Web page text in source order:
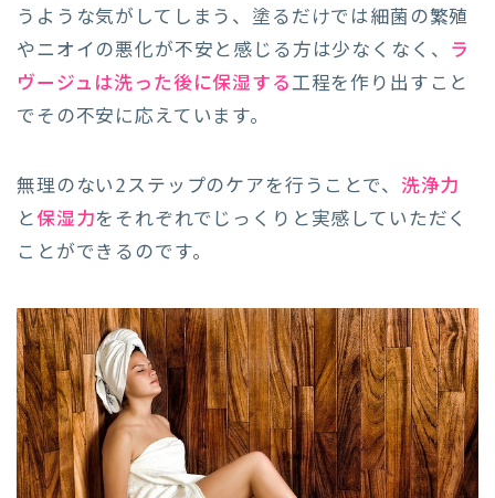
うような気がしてしまう、塗るだけでは細菌の繁殖
やニオイの悪化が不安と感じる方は少なくなく、 ラ
ヴージュは洗った後に保湿する工程を作り出すこと
でその不安に応えています。
無理のない2ステップのケアを行うことで、 洗浄力
と保湿力をそれぞれでじっくりと実感していただく
ことができるのです。